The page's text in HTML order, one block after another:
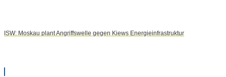
ISW: Moskau plant Angriffswelle gegen Kiews Energieinfrastruktur